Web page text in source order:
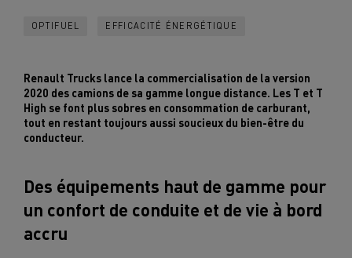
OPTIFUEL EFFICACITÉ ÉNERGÉTIQUE
Renault Trucks lance la commercialisation de la version
2020 des camions de sa gamme longue distance. Les T et T
High se font plus sobres en consommation de carburant,
tout en restant toujours aussi soucieux du bien-être du
conducteur.
Des équipements haut de gamme pour
un confort de conduite et de vie à bord
accru